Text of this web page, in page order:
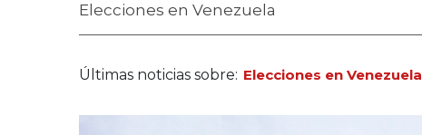
Elecciones en Venezuela
Últimas noticias sobre: Elecciones en Venezuela